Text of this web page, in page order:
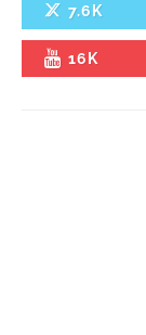
7.6K
16K